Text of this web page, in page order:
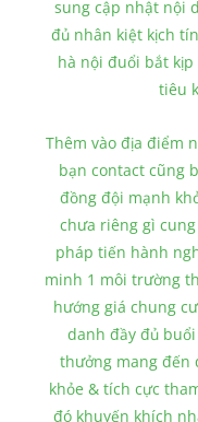
sung cập nhật nội
đủ nhân kiệt kịch
hà nội đuổi bắt
tiêu
Thêm vào địa điểm
bạn contact cũng
đồng đội mạnh
chưa riêng gì
pháp tiến hành
minh 1 môi trường
hướng giá chung
danh đầy đủ
thưởng mang đến
khỏe & tích cực
đó khuyến khích